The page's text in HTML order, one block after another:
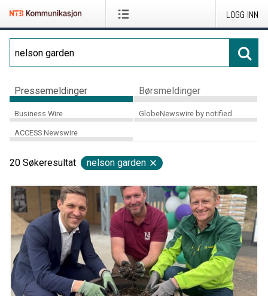
LOGG INN
Pressemeldinger Børsmeldinger
Business Wire GlobeNewswire by notified
ACCESS Newswire
20 Søkeresultat nelson garden